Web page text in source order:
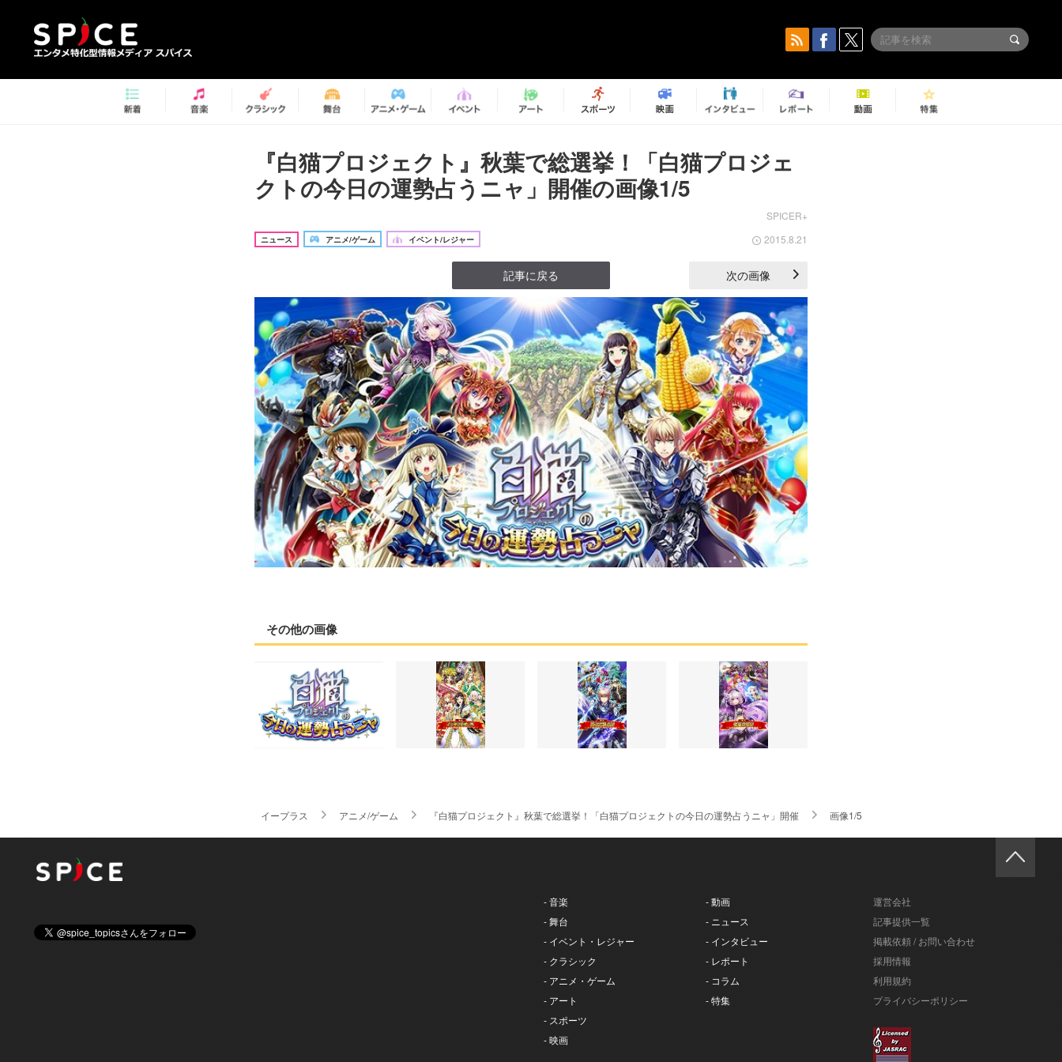
『白猫プロジェクト』秋葉で総選挙！「白猫プロジェ
クトの今日の運勢占うニャ」開催の画像1/5
SPICER+
ニュース アニメ/ゲーム イベント/レジャー 2015.8.21
記事に戻る 次の画像
その他の画像
イープラス アニメ/ゲーム 『白猫プロジェクト』秋葉で総選挙！「白猫プロジェクトの今日の運勢占うニャ」開催 画像1/5
- 音楽
- 舞台
- イベント・レジャー
- クラシック
- アニメ・ゲーム
- アート
- スポーツ
- 映画
- 動画
- ニュース
- インタビュー
- レポート
- コラム
- 特集
運営会社
記事提供一覧
掲載依頼 / お問い合わせ
採用情報
利用規約
プライバシーポリシー